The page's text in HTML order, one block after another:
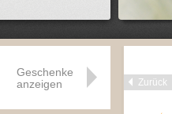
Zurück
Geschenke
anzeigen